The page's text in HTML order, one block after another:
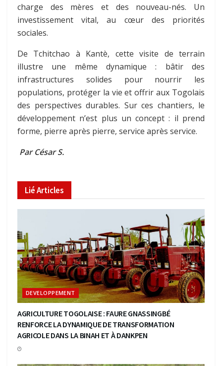
charge des mères et des nouveau-nés. Un
investissement vital, au cœur des priorités
sociales.
De Tchitchao à Kantè, cette visite de terrain
illustre une même dynamique : bâtir des
infrastructures solides pour nourrir les
populations, protéger la vie et offrir aux Togolais
des perspectives durables. Sur ces chantiers, le
développement n’est plus un concept : il prend
forme, pierre après pierre, service après service.
Par César S.
LiéArticles
DEVELOPPEMENT
AGRICULTURE TOGOLAISE : FAURE GNASSINGBÉ
RENFORCE LA DYNAMIQUE DE TRANSFORMATION
AGRICOLE DANS LA BINAH ET À DANKPEN